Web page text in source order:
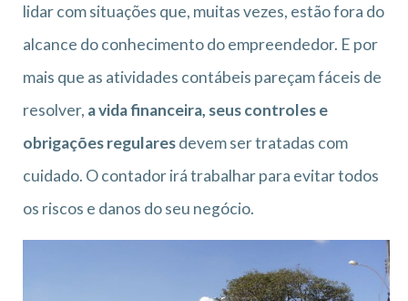
lidar com situações que, muitas vezes, estão fora do
alcance do conhecimento do empreendedor. E por
mais que as atividades contábeis pareçam fáceis de
resolver, a vida financeira, seus controles e
obrigações regularesdevem ser tratadas com
cuidado. O contador irá trabalhar para evitar todos
os riscos e danos do seu negócio.